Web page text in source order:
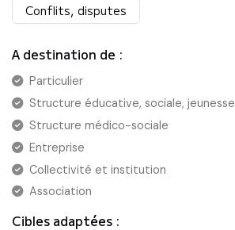
Conflits, disputes
A destination de :
Particulier
Structure éducative, sociale, jeunesse
Structure médico-sociale
Entreprise
Collectivité et institution
Association
Cibles adaptées :